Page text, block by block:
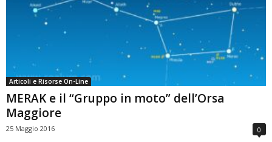
Articoli e Risorse On-Line
MERAK e il “Gruppo in moto” dell’Orsa
Maggiore
25 Maggio 2016 0